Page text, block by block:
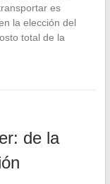
es
la elección del
total de la
de la